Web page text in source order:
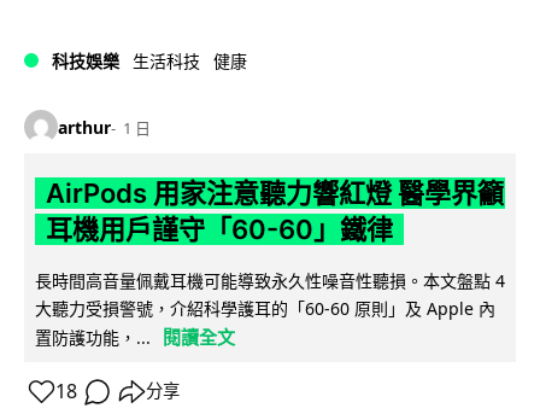
科技娛樂 生活科技 健康
arthur 1 日
AirPods 用家注意聽力響紅燈 醫學界籲
耳機用戶謹守「60-60」鐵律
長時間高音量佩戴耳機可能導致永久性噪音性聽損。本文盤點 4
大聽力受損警號，介紹科學護耳的「60-60 原則」及 Apple 內
置防護功能，...
閱讀全文
18 分享